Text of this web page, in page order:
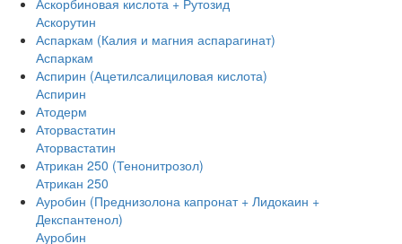
Аскорбиновая кислота + Рутозид
Аскорутин
Аспаркам (Калия и магния аспарагинат)
Аспаркам
Аспирин (Ацетилсалициловая кислота)
Аспирин
Атодерм
Аторвастатин
Аторвастатин
Атрикан 250 (Тенонитрозол)
Атрикан 250
Ауробин (Преднизолона капронат + Лидокаин +
Декспантенол)
Ауробин